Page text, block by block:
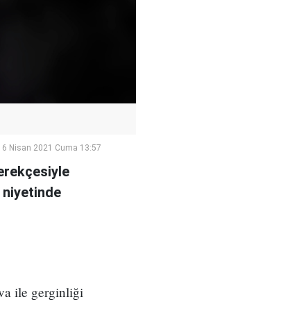
Nisan 2021 Cuma 13:57
niyetinde
ile gerginliği